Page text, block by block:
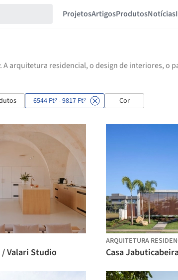
ProjetosArtigosProdutosNotícias
arquitetura residencial, o design de interiores, o
6544 Ft2 - 9817 Ft2 Cor
/ Valari Studio
ARQUITETURA